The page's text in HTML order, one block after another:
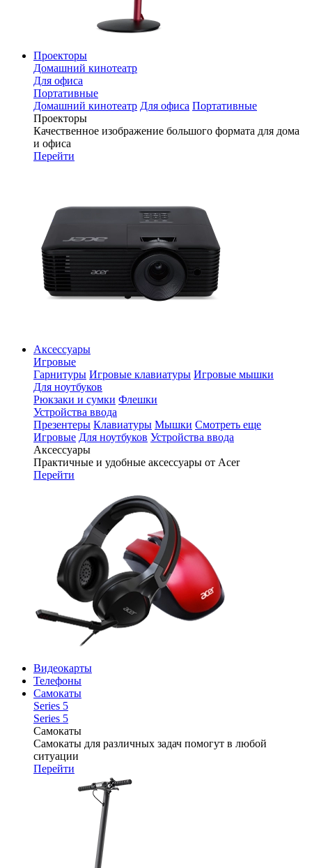
Проекторы
Домашний кинотеатр
Для офиса
Портативные
Домашний кинотеатр Для офиса Портативные
Проекторы
Качественное изображение большого формата для дома
и офиса
Перейти
Аксессуары
Игровые
Гарнитуры Игровые клавиатуры Игровые мышки
Для ноутбуков
Рюкзаки и сумки Флешки
Устройства ввода
Презентеры Клавиатуры Мышки Смотреть еще
Игровые Для ноутбуков Устройства ввода
Аксессуары
Практичные и удобные аксессуары от Acer
Перейти
Видеокарты
Телефоны
Самокаты
Series 5
Series 5
Самокаты
Самокаты для различных задач помогут в любой
ситуации
Перейти